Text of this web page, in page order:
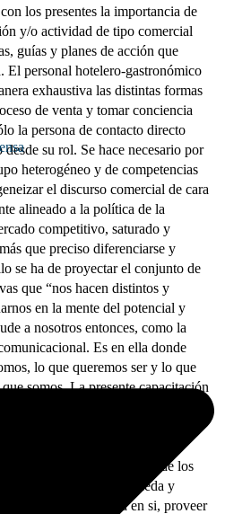
los presentes la importancia de
y/o actividad de tipo comercial
guías y planes de acción que
El personal hotelero-gastronómico
exhaustiva las distintas formas
de venta y tomar conciencia
la persona de contacto directo
su rol. Se hace necesario por
heterogéneo y de competencias
el discurso comercial de cara
alineado a la política de la
competitivo, saturado y
que preciso diferenciarse y
se ha de proyectar el conjunto de
que “nos hacen distintos y
en la mente del potencial y
a nosotros entonces, como la
Es en ella donde
lo que queremos ser y lo que
somos. La presente capacitación
y herramientas para crear,
en el tiempo, duradera y
de la capacitación fueron: dar
propias y particulares de los
de cliente, u rol, búsqueda y
previos a la venta en si, proveer